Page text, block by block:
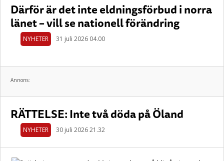
Därför är det inte eldningsförbud i norra
länet – vill se nationell förändring
NYHETER 31 juli 2026 04.00
Annons:
RÄTTELSE: Inte två döda på Öland
NYHETER 30 juli 2026 21.32